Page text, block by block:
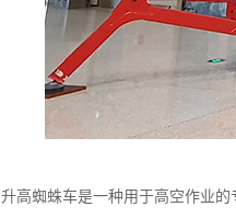
升高蜘蛛车是一种用于高空作业的